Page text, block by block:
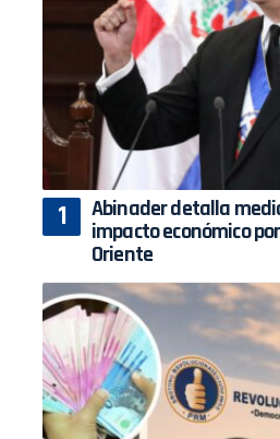
Abinader detalla
impacto económico
Oriente